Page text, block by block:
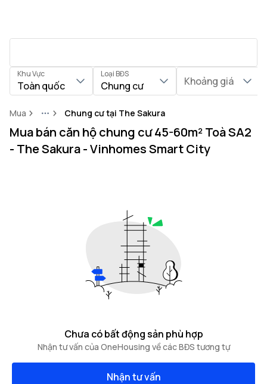
Khu Vực
Toàn quốc
Loại BĐS
Chung cư Khoảng giá
Mua MoreChung cư tại The Sakura
Mua bán căn hộ chung cư 45-60m² Toà SA2
- The Sakura - Vinhomes Smart City
Chưa có bất động sản phù hợp
Nhận tư vấn của OneHousing về các BĐS tương tự
Nhận tư vấn